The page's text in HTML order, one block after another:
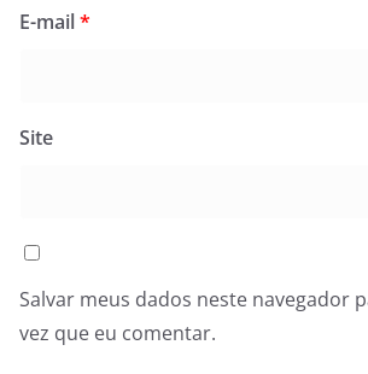
E-mail*
Site
Salvar meus dados neste navegador
vez que eu comentar.